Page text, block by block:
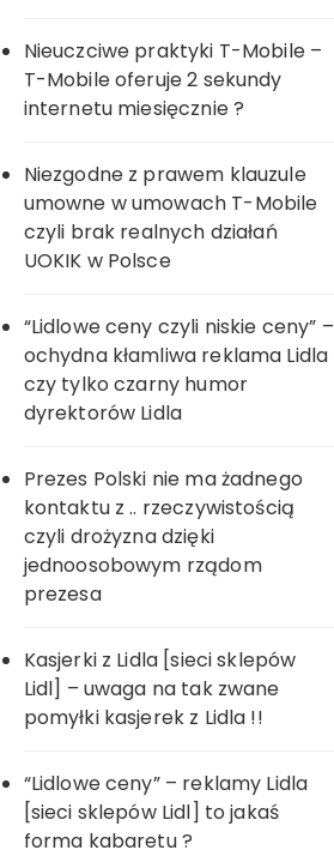
Nieuczciwe praktyki T-Mobile –
T-Mobile oferuje 2 sekundy
internetu miesięcznie ?
Niezgodne z prawem klauzule
umowne w umowach T-Mobile
czyli brak realnych działań
UOKIK w Polsce
“Lidlowe ceny czyli niskie ceny” –
ochydna kłamliwa reklama Lidla
czy tylko czarny humor
dyrektorów Lidla
Prezes Polski nie ma żadnego
kontaktu z .. rzeczywistością
czyli drożyzna dzięki
jednoosobowym rządom
prezesa
Kasjerki z Lidla [sieci sklepów
Lidl] – uwaga na tak zwane
pomyłki kasjerek z Lidla !!
“Lidlowe ceny” – reklamy Lidla
[sieci sklepów Lidl] to jakaś
forma kabaretu ?